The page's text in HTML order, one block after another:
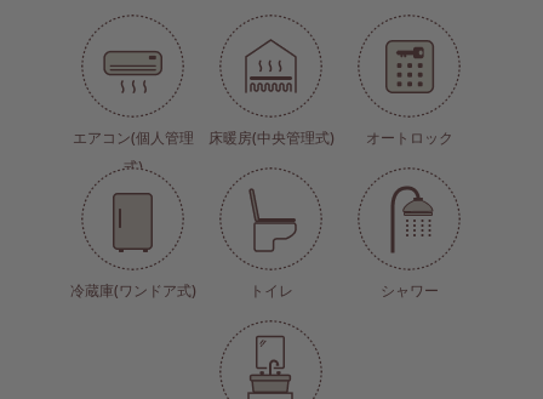
エアコン(個人管理
式)
床暖房(中央管理式) オートロック
冷蔵庫(ワンドア式) トイレ シャワー